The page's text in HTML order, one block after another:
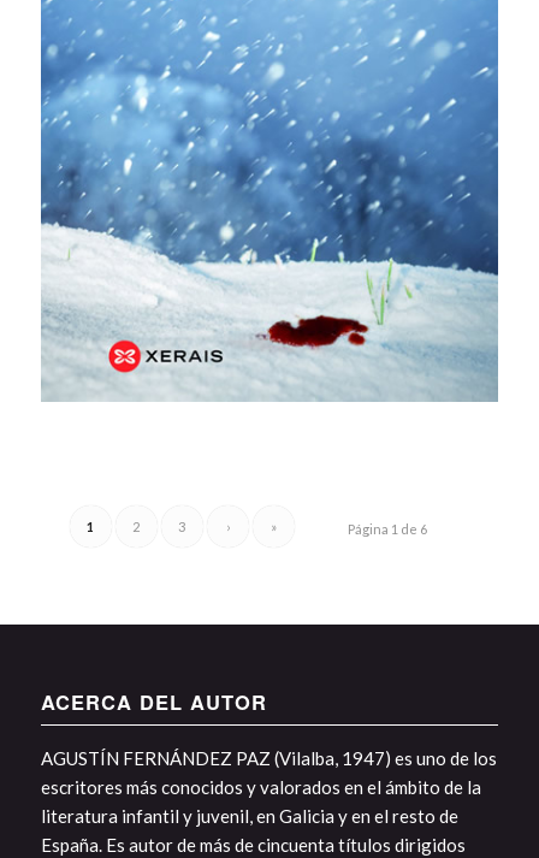
Página 1 de 6
1 2 3 › »
ACERCA DEL AUTOR
AGUSTÍN FERNÁNDEZ PAZ (Vilalba, 1947) es uno de los
escritores más conocidos y valorados en el ámbito de la
literatura infantil y juvenil, en Galicia y en el resto de
España. Es autor de más de cincuenta títulos dirigidos